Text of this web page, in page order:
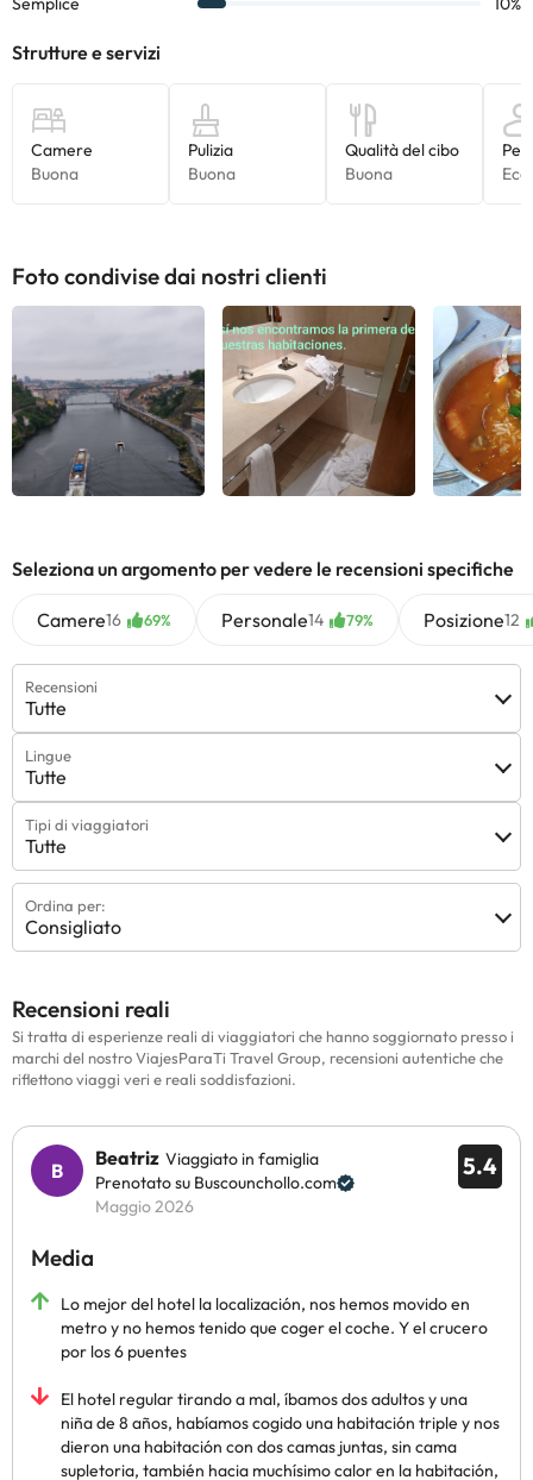
Foto condivise dai nostri clienti
Seleziona un argomento per vedere le recensioni specifiche
Camere16 69% Personale14 79% Posizione12
Recensioni
Tutte
Lingue
Tutte
Tipi di viaggiatori
Tutte
Ordina per:
Consigliato
Recensioni reali
Si tratta di esperienze reali di viaggiatori che hanno soggiornato presso i
marchi del nostro ViajesParaTi Travel Group, recensioni autentiche che
riflettono viaggi veri e reali soddisfazioni.
5.4
Beatriz Viaggiato in famiglia
Prenotato su Buscounchollo.com
Maggio 2026
Media
Lo mejor del hotel la localización, nos hemos movido en
metro y no hemos tenido que coger el coche. Y el crucero
por los 6 puentes
El hotel regular tirando a mal, íbamos dos adultos y una
niña de 8 años, habíamos cogido una habitación triple y nos
dieron una habitación con dos camas juntas, sin cama
supletoria, también hacia muchísimo calor en la habitación,